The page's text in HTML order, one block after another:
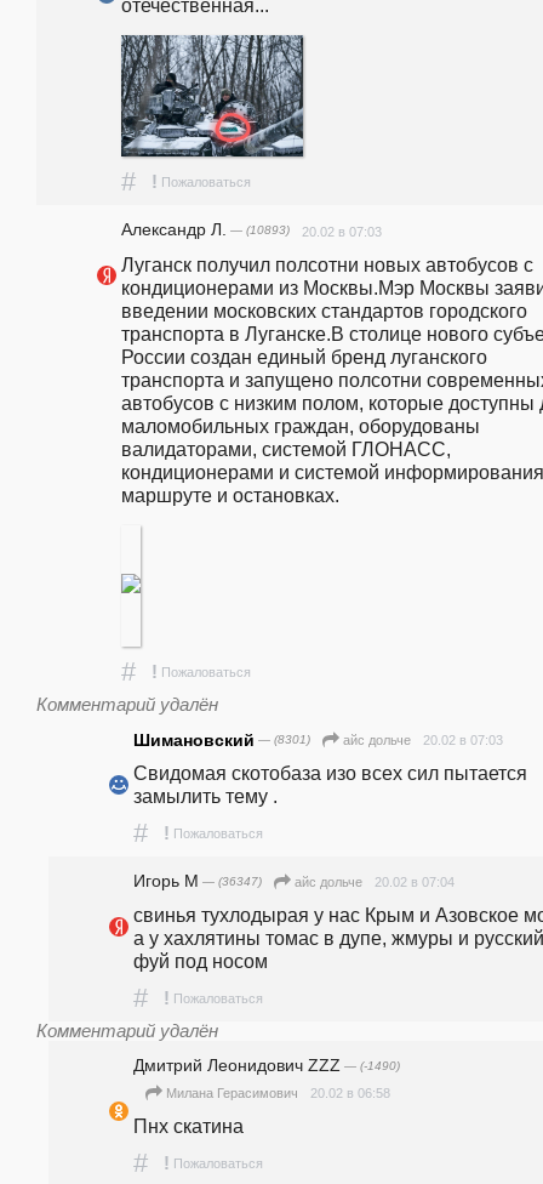
отечественная...
# ! Пожаловаться
Александр Л. — (10893) 20.02 в 07:03
Луганск получил полсотни новых автобусов с
кондиционерами из Москвы.Мэр Москвы
введении московских стандартов городского
транспорта в Луганске.В столице нового
России создан единый бренд луганского
транспорта и запущено полсотни
автобусов с низким полом, которые доступны
маломобильных граждан, оборудованы
валидаторами, системой ГЛОНАСС,
кондиционерами и системой
маршруте и остановках.
# ! Пожаловаться
Комментарий удалён
Шимановский — (8301) айс дольче 20.02 в 07:03
Свидомая скотобаза изо всех сил пытается
замылить тему .
# ! Пожаловаться
Игорь М — (36347) айс дольче 20.02 в 07:04
свинья тухлодырая у нас Крым и Азовское
а у хахлятины томас в дупе, жмуры и русский
фуй под носом
# ! Пожаловаться
Комментарий удалён
Дмитрий Леонидович ZZZ — (-1490)
Милана Герасимович 20.02 в 06:58
Пнх скатина
# ! Пожаловаться